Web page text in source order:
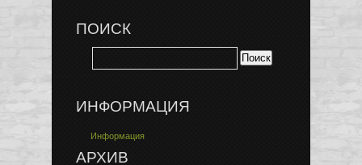
ПОИСК
ИНФОРМАЦИЯ
Информация
АРХИВ